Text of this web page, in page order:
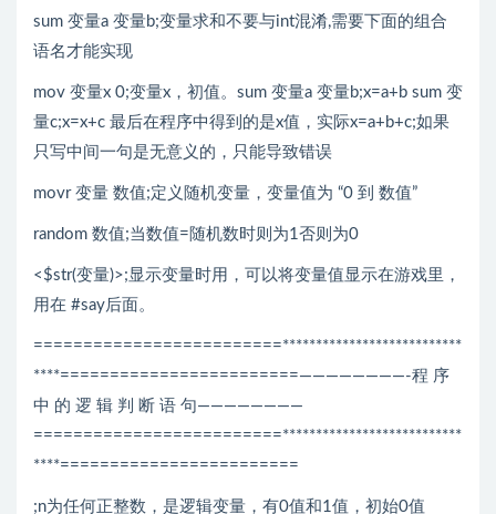
sum 变量a 变量b;变量求和不要与int混淆,需要下面的组合
语名才能实现
mov 变量x 0;变量x，初值。sum 变量a 变量b;x=a+b sum 变
量c;x=x+c 最后在程序中得到的是x值，实际x=a+b+c;如果
只写中间一句是无意义的，只能导致错误
movr 变量 数值;定义随机变量，变量值为 “0 到 数值”
random 数值;当数值=随机数时则为1否则为0
<$str(变量)>;显示变量时用，可以将变量值显示在游戏里，
用在 #say后面。
=========================***************************
****========================————————-程 序
中 的 逻 辑 判 断 语 句————————
=========================***************************
****========================
;n为任何正整数，是逻辑变量，有0值和1值，初始0值